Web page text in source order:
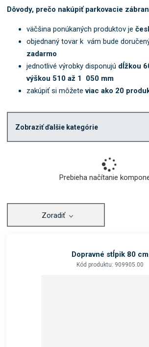
a
e
g
r
i
u
.
Dôvody, prečo nakúpiť parkovacie
väčšina ponúkaných produktov je
objednaný tovar k vám bude
zadarmo
jednotlivé výrobky disponujú dĺžkou
výškou 510 až 1 050 mm
zakúpiť si môžeteviac ako 20
Zobraziť ďalšie kategórie
Prebieha načítanie
Zoradiť
Dopravné stĺpik 80 cm
Kód produktu: 909905.00